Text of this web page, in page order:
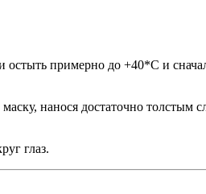
примерно до +40*С и
нанося достаточно толстым
глаз.